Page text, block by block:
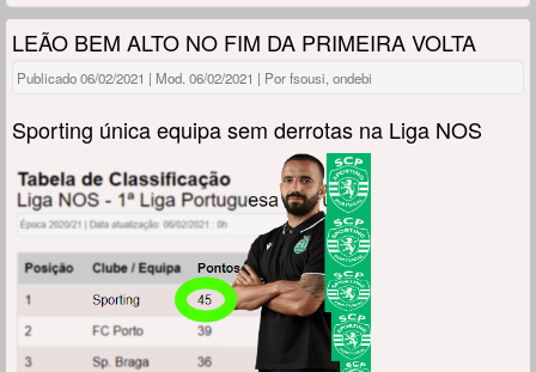
LEÃO BEM ALTO NO FIM DA PRIMEIRA VOLTA
Publicado 06/02/2021 | Mod. 06/02/2021 | Por fsousi, ondebi
Sporting única equipa sem derrotas na Liga NOS